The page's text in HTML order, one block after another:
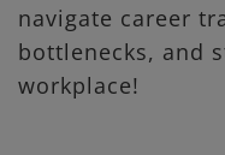
navigate career
bottlenecks, and
workplace!